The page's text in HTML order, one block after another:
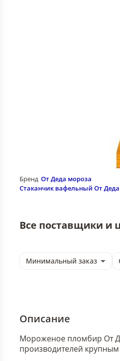
Бренд От Деда мороза
Стаканчик вафельный От
Все поставщики и
Минимальный заказ
Описание
Мороженое пломбир От
производителей